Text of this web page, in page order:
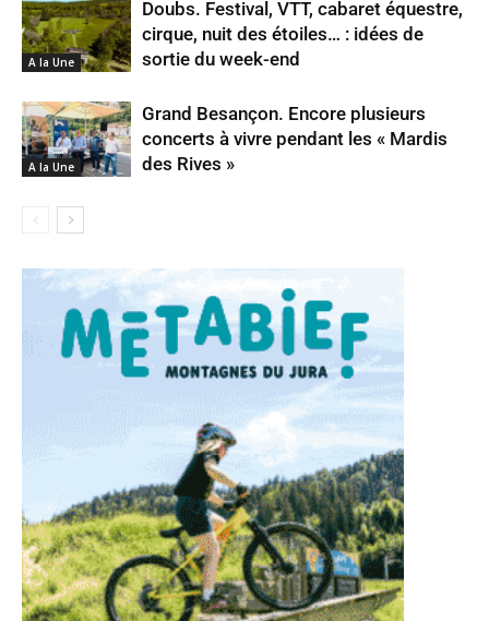
A la Une
Doubs. Festival, VTT, cabaret équestre,
cirque, nuit des étoiles… : idées de
sortie du week-end
A la Une
Grand Besançon. Encore plusieurs
concerts à vivre pendant les « Mardis
des Rives »